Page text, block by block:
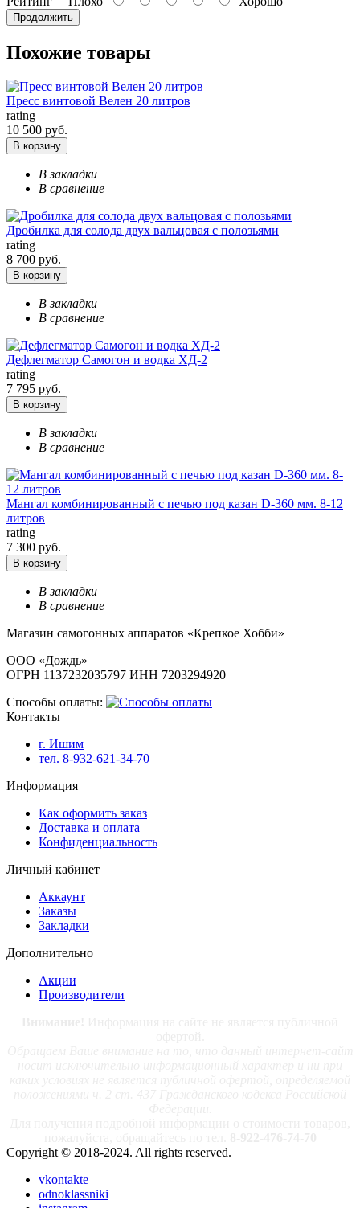
Продолжить
Похожие товары
Пресс винтовой Велен 20 литров
rating
10 500 руб.
В корзину
В закладки
В сравнение
Дробилка для солода двух вальцовая с полозьями
rating
8 700 руб.
В корзину
В закладки
В сравнение
Дефлегматор Самогон и водка ХД-2
rating
7 795 руб.
В корзину
В закладки
В сравнение
Мангал комбинированный с печью под казан D-360 мм. 8-12
литров
rating
7 300 руб.
В корзину
В закладки
В сравнение
Магазин самогонных аппаратов «Крепкое Хобби»
ООО «Дождь»
ОГРН 1137232035797 ИНН 7203294920
Способы оплаты:
Контакты
г. Ишим
тел. 8-932-621-34-70
Информация
Как оформить заказ
Доставка и оплата
Конфиденциальность
Личный кабинет
Аккаунт
Заказы
Закладки
Дополнительно
Акции
Производители
Copyright © 2018-2024. All rights reserved.
vkontakte
odnoklassniki